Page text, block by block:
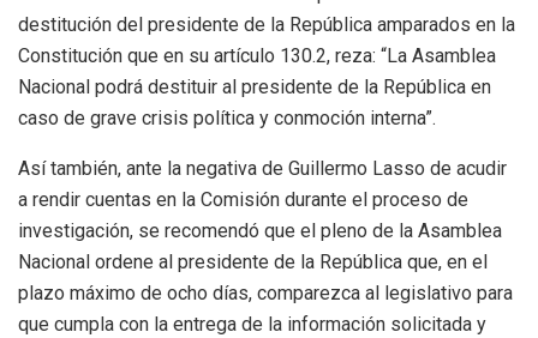
destitución del presidente de la República amparados en la
Constitución que en su artículo 130.2, reza: “La Asamblea
Nacional podrá destituir al presidente de la República en
caso de grave crisis política y conmoción interna”.
Así también, ante la negativa de Guillermo Lasso de acudir
a rendir cuentas en la Comisión durante el proceso de
investigación, se recomendó que el pleno de la Asamblea
Nacional ordene al presidente de la República que, en el
plazo máximo de ocho días, comparezca al legislativo para
que cumpla con la entrega de la información solicitada y